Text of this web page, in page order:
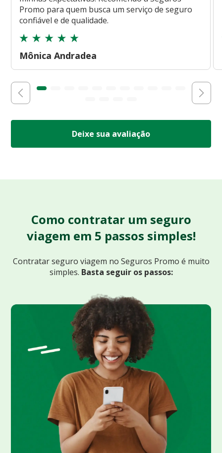
Promo para quem busca um serviço de seguro
confiável e de qualidade.
Mônica Andradea
Deixe sua avaliação
Como contratar um seguro
viagem em 5 passos simples!
Contratar seguro viagem no Seguros Promo é muito
simples. Basta seguir os passos: